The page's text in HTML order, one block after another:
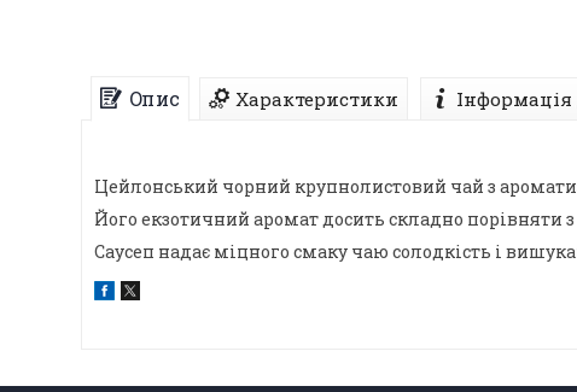
Опис Характеристики
Цейлонський чорний крупнолистовий чай з
Його екзотичний аромат досить складно порівняти
Саусеп надає міцного смаку чаю солодкість і